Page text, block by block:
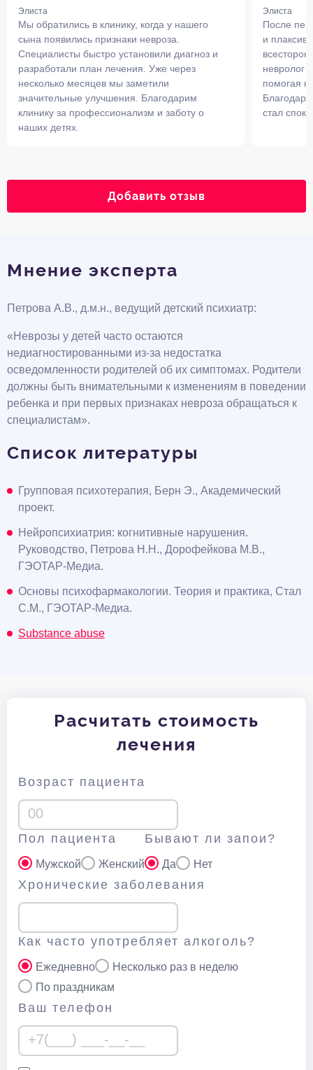
Элиста
Мы обратились в клинику, когда у нашего
сына появились признаки невроза.
Специалисты быстро установили диагноз и
разработали план лечения. Уже через
несколько месяцев мы заметили
значительные улучшения. Благодарим
клинику за профессионализм и заботу о
наших детях.
Элиста
После
и
невролог
помогая
стал
Добавить отзыв
Мнение эксперта
Петрова А.В., д.м.н., ведущий детский психиатр:
«Неврозы у детей часто остаются
недиагностированными из-за недостатка
осведомленности родителей об их симптомах. Родители
должны быть внимательными к изменениям в поведении
ребенка и при первых признаках невроза обращаться к
специалистам».
Список литературы
Групповая психотерапия, Берн Э., Академический
проект.
Нейропсихиатрия: когнитивные нарушения.
Руководство, Петрова Н.Н., Дорофейкова М.В.,
ГЭОТАР-Медиа.
Основы психофармакологии. Теория и практика, Стал
С.М., ГЭОТАР-Медиа.
Substance abuse
Расчитать стоимость
лечения
Возраст пациента
Пол пациента
Мужской Женский
Бывают ли запои?
Да Нет
Хронические заболевания
Как часто употребляет алкоголь?
Ежедневно
Несколько раз в неделю
По праздникам
Ваш телефон